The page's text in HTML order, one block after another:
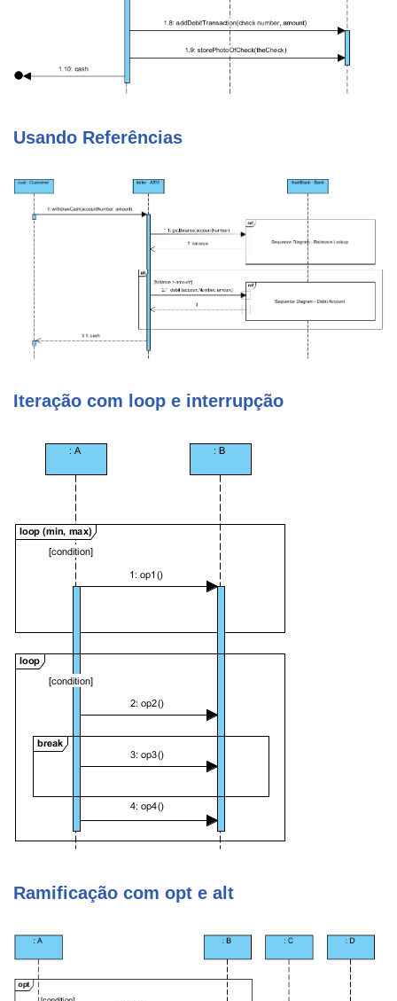
Usando Referências
Iteração com loop e interrupção
Ramificação com opt e alt